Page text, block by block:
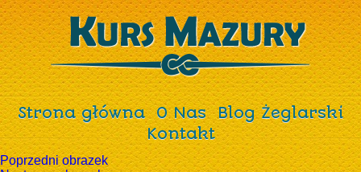
Strona główna O Nas
Blog Żeglarski
Kontakt
Poprzedni obrazek